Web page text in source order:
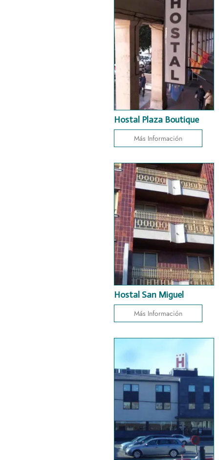
Hostal Plaza Boutique
Más Información
Hostal San Miguel
Más Información